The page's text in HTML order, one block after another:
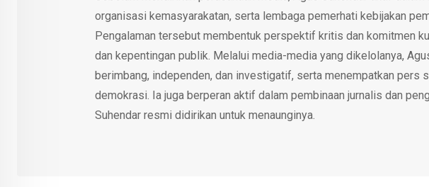
organisasi kemasyarakatan, serta lembaga pemerhati kebijakan
Pengalaman tersebut membentuk perspektif kritis dan komitmen
dan kepentingan publik. Melalui media-media yang dikelolanya,
berimbang, independen, dan investigatif, serta menempatkan pers
demokrasi. Ia juga berperan aktif dalam pembinaan jurnalis dan
Suhendar resmi didirikan untuk menaunginya.